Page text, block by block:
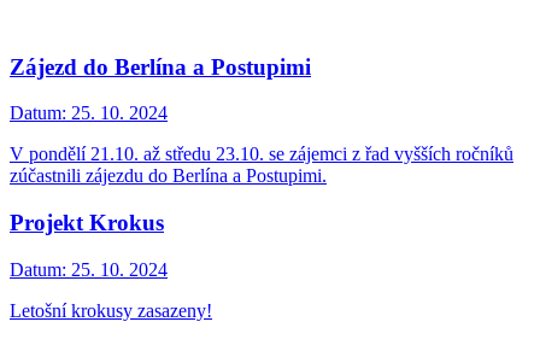
Zájezd do Berlína a Postupimi
Datum: 25. 10. 2024
V pondělí 21.10. až středu 23.10. se zájemci z řad vyšších ročníků
zúčastnili zájezdu do Berlína a Postupimi.
Projekt Krokus
Datum: 25. 10. 2024
Letošní krokusy zasazeny!